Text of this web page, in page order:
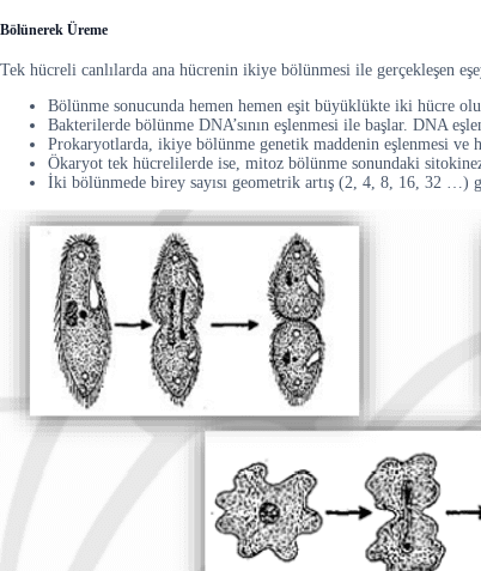
Bölünerek Üreme
Tek hücreli canlılarda ana hücrenin ikiye bölünmesi ile gerçekleşen
Bölünme sonucunda hemen hemen eşit büyüklükte iki hücre
Bakterilerde bölünme DNA’sının eşlenmesi ile başlar. DNA
Prokaryotlarda, ikiye bölünme genetik maddenin eşlenmesi
Ökaryot tek hücrelilerde ise, mitoz bölünme sonundaki
İki bölünmede birey sayısı geometrik artış (2, 4, 8, 16, 32 …)